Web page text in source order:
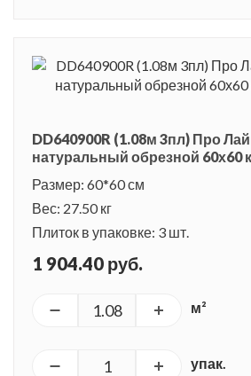
DD640900R (1.08м 3пл) Про
натуральный обрезной 60х60
Размер: 60*60 см
Вес: 27.50 кг
Плиток в упаковке: 3 шт.
1 904.40 руб.
м²
упак.